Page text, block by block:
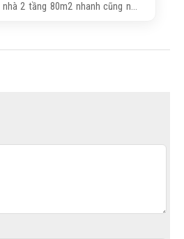
2 tầng 80m2 nhanh cũng như